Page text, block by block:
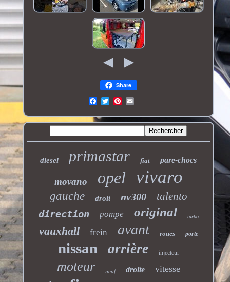
Share
diesel primastar fiat pare-chocs
movano opel vivaro
gauche droit nv300 talento
direction pompe original turbo
vauxhall frein avant roues porte
nissan arrière injecteur
moteur neuf droite vitesse